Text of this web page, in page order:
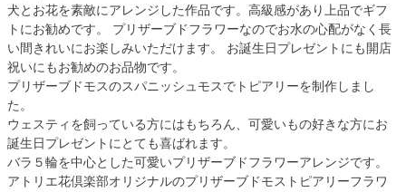
犬とお花を素敵にアレンジした作品です。高級感があり上品でギフ
トにお勧めです。 プリザーブドフラワーなのでお水の心配がなく長
い間きれいにお楽しみいただけます。 お誕生日プレゼントにも開店
祝いにもお勧めのお品物です。
プリザーブドモスのスパニッシュモスでトピアリーを制作しまし
た。
ウェスティを飼っている方にはもちろん、可愛いもの好きな方にお
誕生日プレゼントにとても喜ばれます。
バラ５輪を中心とした可愛いプリザーブドフラワーアレンジです。
アトリエ花倶楽部オリジナルのプリザーブドモストピアリーフラワ